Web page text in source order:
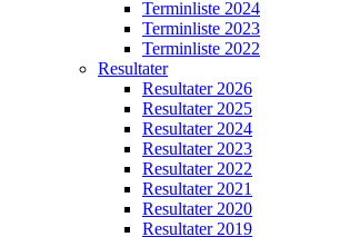
Terminliste 2024
Terminliste 2023
Terminliste 2022
Resultater
Resultater 2026
Resultater 2025
Resultater 2024
Resultater 2023
Resultater 2022
Resultater 2021
Resultater 2020
Resultater 2019